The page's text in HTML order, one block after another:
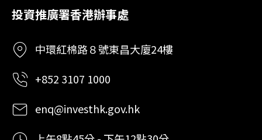
投資推廣署香港辦事處
中環紅棉路８號東昌大廈24樓
+852 3107 1000
enq@investhk.gov.hk